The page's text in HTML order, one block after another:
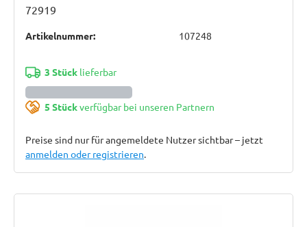
72919
Artikelnummer: 107248
3 Stücklieferbar
5 Stückverfügbar bei unseren Partnern
Preise sind nur für angemeldete Nutzer sichtbar – jetzt
anmelden oder registrieren.